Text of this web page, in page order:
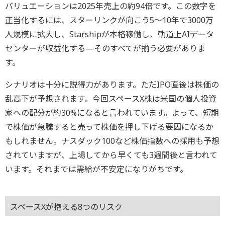
バリュエーションは2025年売上の約94倍です。この数字を
正当化するには、スターリンクが向こう5～10年で3000万
人規模に拡大し、Starshipが本格稼働し、軌道上AIデータ
センターが収益化する—そのすべてが揃う必要がありま
す。
シナリオは十分に説得力があります。ただIPO直後は株価の
乱高下が予想されます。今回スペースX株は米国の個人投資
家への配分が約30%になると言われています。よって、短期
で株価が急騰すると売って株価を押し下げる要因になるか
もしれません。ナスダック100など株価指数への採用も予想
されていますが、上場してから早くても3週間後と言われて
います。それまでは需給が不安定になりがちです。
スペースXが抱える8つのリスク